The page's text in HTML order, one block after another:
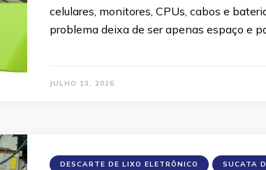
celulares, monitores, CPUs, cabos e
problema deixa de ser apenas espaço e
JULHO 13, 2026
DESCARTE DE LIXO ELETRÔNICO SUCATA